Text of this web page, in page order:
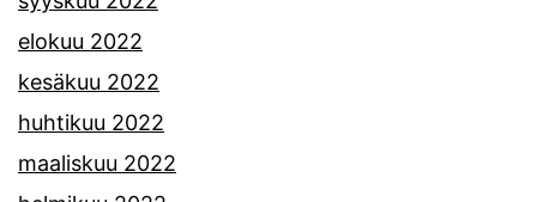
elokuu 2022
kesäkuu 2022
huhtikuu 2022
maaliskuu 2022